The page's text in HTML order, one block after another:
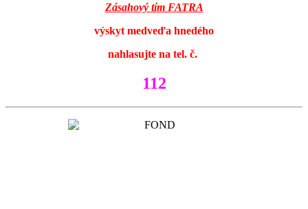
Zásahový tím FATRA
výskyt medveďa hnedého
nahlasujte na tel. č.
112